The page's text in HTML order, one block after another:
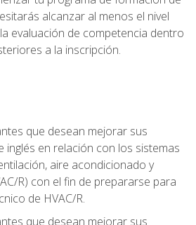
alcanzar al menos el nivel
evaluación de competencia dentro
a la inscripción.
que desean mejorar sus
inglés en relación con los sistemas
aire acondicionado y
R) con el fin de prepararse para
de HVAC/R.
que desean mejorar sus